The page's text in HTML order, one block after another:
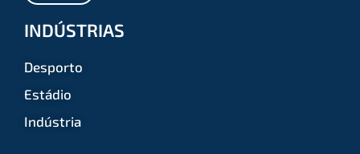
INDÚSTRIAS
Desporto
Estádio
Indústria